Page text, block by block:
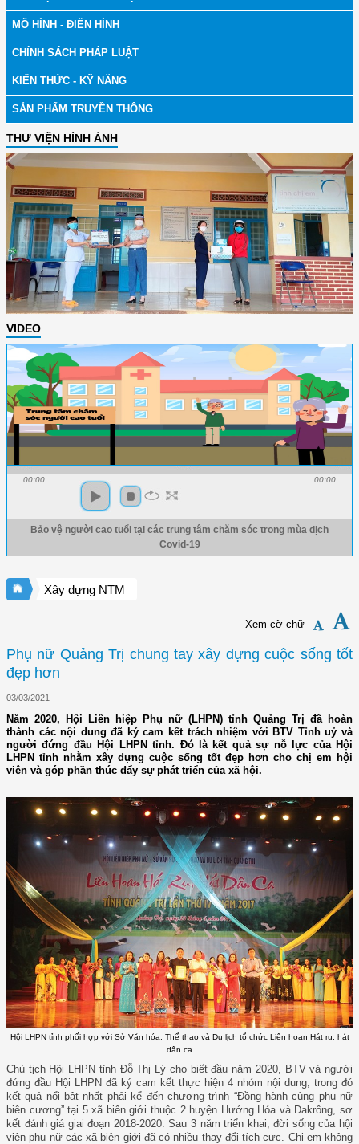
MÔ HÌNH - ĐIỂN HÌNH
CHÍNH SÁCH PHÁP LUẬT
KIẾN THỨC - KỸ NĂNG
SẢN PHẨM TRUYỀN THÔNG
THƯ VIỆN HÌNH ẢNH
VIDEO
00:00 00:00
Bảo vệ người cao tuổi tại các trung tâm chăm sóc trong mùa dịch
Covid-19
Xây dựng NTM
Xem cỡ chữ
Phụ nữ Quảng Trị chung tay xây dựng cuộc sống tốt
đẹp hơn
03/03/2021
Năm 2020, Hội Liên hiệp Phụ nữ (LHPN) tỉnh Quảng Trị đã hoàn
thành các nội dung đã ký cam kết trách nhiệm với BTV Tỉnh uỷ và
người đứng đầu Hội LHPN tỉnh. Đó là kết quả sự nỗ lực của Hội
LHPN tỉnh nhằm xây dựng cuộc sống tốt đẹp hơn cho chị em hội
viên và góp phần thúc đẩy sự phát triển của xã hội.
Hội LHPN tỉnh phối hợp với Sở Văn hóa, Thể thao và Du lịch tổ chức Liên hoan Hát ru, hát
dân ca
Chủ tịch Hội LHPN tỉnh Đỗ Thị Lý cho biết đầu năm 2020, BTV và người
đứng đầu Hội LHPN đã ký cam kết thực hiện 4 nhóm nội dung, trong đó
kết quả nổi bật nhất phải kể đến chương trình “Đồng hành cùng phụ nữ
biên cương” tại 5 xã biên giới thuộc 2 huyện Hướng Hóa và Đakrông, sơ
kết đánh giá giai đoạn 2018-2020. Sau 3 năm triển khai, đời sống của hội
viên phụ nữ các xã biên giới đã có nhiều thay đổi tích cực. Chị em không